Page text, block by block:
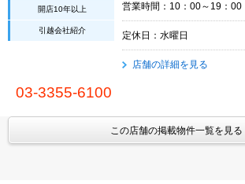
開店10年以上
引越会社紹介
営業時間：10：00～19：00
定休日：水曜日
店舗の詳細を見る
03-3355-6100
この店舗の掲載物件一覧を見る